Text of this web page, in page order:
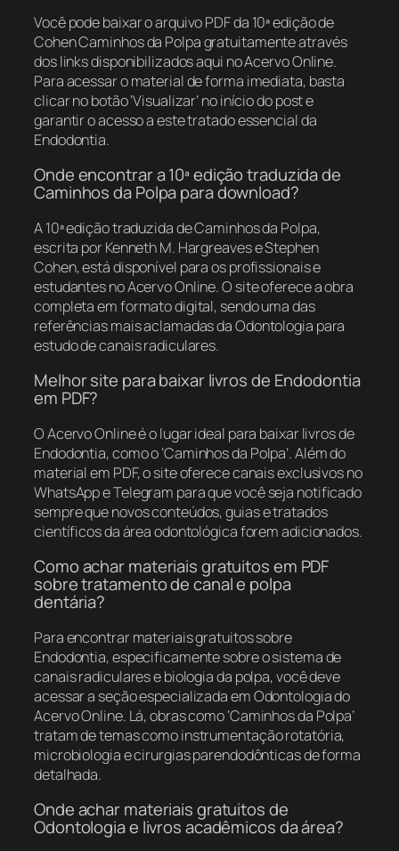
Você pode baixar o arquivo PDF da 10ª edição de
Cohen Caminhos da Polpa gratuitamente através
dos links disponibilizados aqui no Acervo Online.
Para acessar o material de forma imediata, basta
clicar no botão ‘Visualizar’ no início do post e
garantir o acesso a este tratado essencial da
Endodontia.
Onde encontrar a 10ª edição traduzida de
Caminhos da Polpa para download?
A 10ª edição traduzida de Caminhos da Polpa,
escrita por Kenneth M. Hargreaves e Stephen
Cohen, está disponível para os profissionais e
estudantes no Acervo Online. O site oferece a obra
completa em formato digital, sendo uma das
referências mais aclamadas da Odontologia para
estudo de canais radiculares.
Melhor site para baixar livros de Endodontia
em PDF?
O Acervo Online é o lugar ideal para baixar livros de
Endodontia, como o ‘Caminhos da Polpa’. Além do
material em PDF, o site oferece canais exclusivos no
WhatsApp e Telegram para que você seja notificado
sempre que novos conteúdos, guias e tratados
científicos da área odontológica forem adicionados.
Como achar materiais gratuitos em PDF
sobre tratamento de canal e polpa
dentária?
Para encontrar materiais gratuitos sobre
Endodontia, especificamente sobre o sistema de
canais radiculares e biologia da polpa, você deve
acessar a seção especializada em Odontologia do
Acervo Online. Lá, obras como ‘Caminhos da Polpa’
tratam de temas como instrumentação rotatória,
microbiologia e cirurgias parendodônticas de forma
detalhada.
Onde achar materiais gratuitos de
Odontologia e livros acadêmicos da área?